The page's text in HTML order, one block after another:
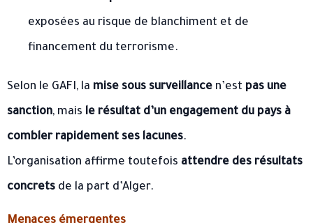
exposées au risque de blanchiment et de
financement du terrorisme.
Selon le GAFI, la mise sous surveillance n’est pas une
sanction, mais le résultat d’un engagement du pays à
combler rapidement ses lacunes.
L’organisation affirme toutefois attendre des résultats
concrets de la part d’Alger.